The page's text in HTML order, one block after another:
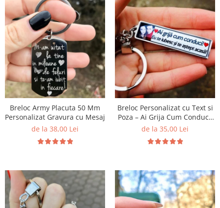
Breloc Army Placuta 50 Mm
Personalizat Gravura cu Mesaj
de la 38,00 Lei
Breloc Personalizat cu Text si
Poza – Ai Grija Cum Conduci!
Eu Te Iubesc si Te Astept
de la 35,00 Lei